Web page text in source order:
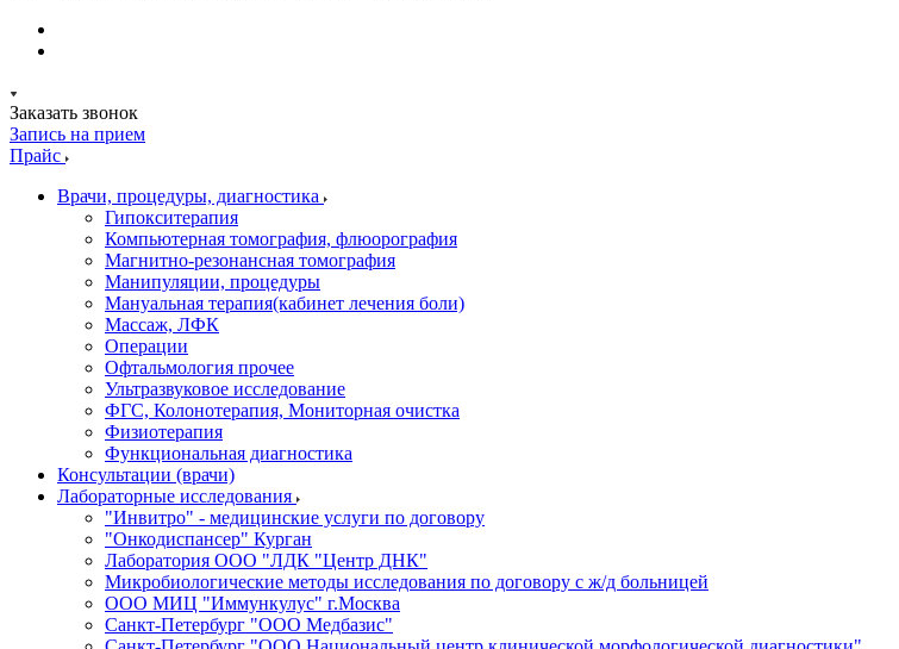
Заказать звонок
Запись на прием
Прайс
Врачи, процедуры, диагностика
Гипокситерапия
Компьютерная томография, флюорография
Магнитно-резонансная томография
Манипуляции, процедуры
Мануальная терапия(кабинет лечения боли)
Массаж, ЛФК
Операции
Офтальмология прочее
Ультразвуковое исследование
ФГС, Колонотерапия, Мониторная очистка
Физиотерапия
Функциональная диагностика
Консультации (врачи)
Лабораторные исследования
"Инвитро" - медицинские услуги по договору
"Онкодиспансер" Курган
Лаборатория ООО "ЛДК "Центр ДНК"
Микробиологические методы исследования по договору с ж/д больницей
ООО МИЦ "Иммункулус" г.Москва
Санкт-Петербург "ООО Медбазис"